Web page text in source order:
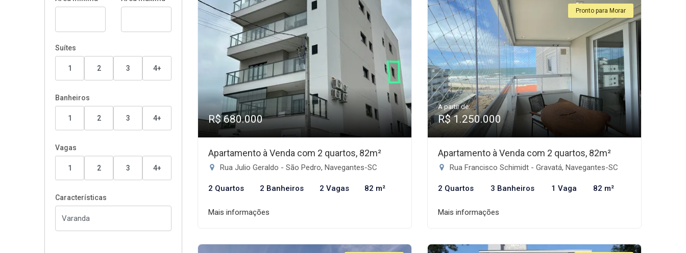
Suítes
1 2 3 4+
Banheiros
1 2 3 4+
Vagas
1 2 3 4+
Características
R$ 680.000
Apartamento à Venda com 2 quartos, 82m²
Rua Julio Geraldo - São Pedro, Navegantes-SC
2 Quartos 2 Banheiros 2 Vagas 82 m²
Mais informações
Pronto para Morar
A partir de:
R$ 1.250.000
Apartamento à Venda com 2 quartos, 82m²
Rua Francisco Schimidt - Gravatá, Navegantes-SC
2 Quartos 3 Banheiros 1 Vaga 82 m²
Mais informações